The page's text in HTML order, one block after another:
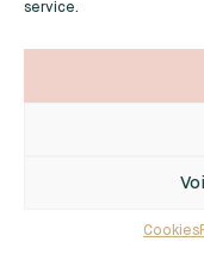
service.
Cookies
Agenda
Suivi de commande
Politique de